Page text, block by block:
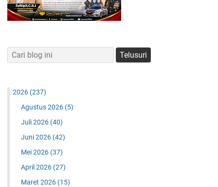
2026 (237)
Agustus 2026 (5)
Juli 2026 (40)
Juni 2026 (42)
Mei 2026 (37)
April 2026 (27)
Maret 2026 (15)